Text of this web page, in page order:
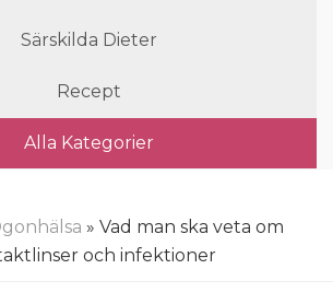
Särskilda Dieter
Recept
Alla Kategorier
» Vad man ska veta om
och infektioner